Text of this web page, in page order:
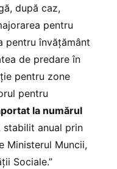
după caz,
pentru
pentru învățământ
de predare în
pentru zone
pentru
la numărul
stabilit anual prin
Ministerul Muncii,
Sociale.”